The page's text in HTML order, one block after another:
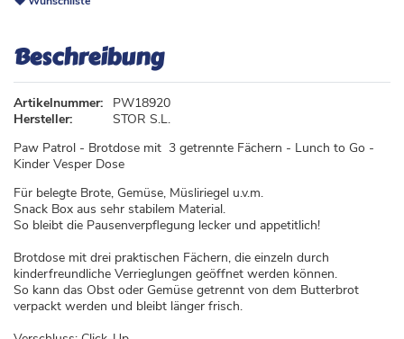
Beschreibung
Artikelnummer:
PW18920
Hersteller:
STOR S.L.
Paw Patrol - Brotdose mit 3 getrennte Fächern - Lunch to Go -
Kinder Vesper Dose
Für belegte Brote, Gemüse, Müsliriegel u.v.m.
Snack Box aus sehr stabilem Material.
So bleibt die Pausenverpflegung lecker und appetitlich!
Brotdose mit drei praktischen Fächern, die einzeln durch
kinderfreundliche Verrieglungen geöffnet werden können.
So kann das Obst oder Gemüse getrennt von dem Butterbrot
verpackt werden und bleibt länger frisch.